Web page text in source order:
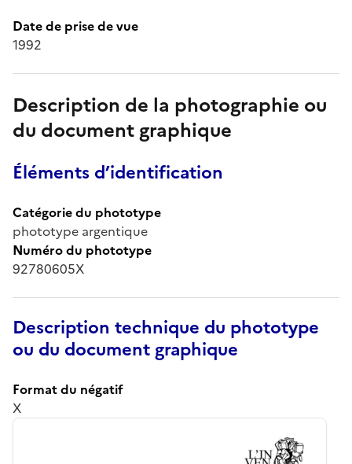
Date de prise de vue
1992
Description de la photographie ou
du document graphique
Éléments d’identification
Catégorie du phototype
phototype argentique
Numéro du phototype
92780605X
Description technique du phototype
ou du document graphique
Format du négatif
X